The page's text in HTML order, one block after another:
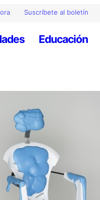
Suscríbete al boletín
Educación